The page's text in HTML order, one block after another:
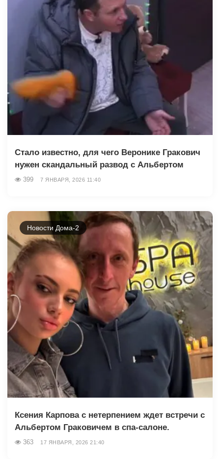
Стало известно, для чего Веронике Гракович
нужен скандальный развод с Альбертом
399 7 ЯНВАРЯ, 2026 11:40
Новости Дома-2
Ксения Карпова с нетерпением ждет встречи с
Альбертом Граковичем в спа-салоне.
363 17 ЯНВАРЯ, 2026 21:40